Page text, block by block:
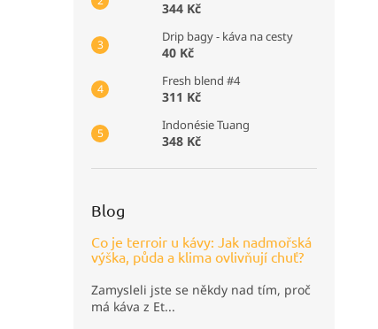
344 Kč
Drip bagy - káva na cesty
40 Kč
Fresh blend #4
311 Kč
Indonésie Tuang
348 Kč
Blog
Co je terroir u kávy: Jak nadmořská
výška, půda a klima ovlivňují chuť?
Zamysleli jste se někdy nad tím, proč
má káva z Et...